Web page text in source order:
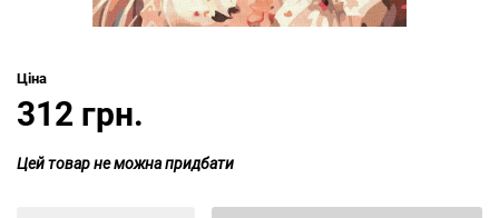
Ціна
312 грн.
Цей товар не можна придбати